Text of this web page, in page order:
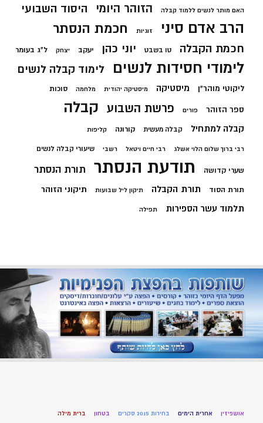
האם מותר לנשים ללמוד קבלה הזוהר היומי היסוד השבועי
הרב אדם סיני זוגיות חכמת הנסתר
חכמת הקבלה טו בשבט יוני כהן יעקב יצחק ל"ג בעומר
לימודי חסידות לנשים לימוד קבלה לנשים
ליקוטי מוהר"ן מיסטיקה מיסטיקה יהודית מלחמה סוכות
ספר הזוהר פורים פרשת השבוע קבלה
קבלה למתחיל קבלה מעשית קורונה קליפות
רבי ברוך שלום הלוי אשלג רבי חיים ויטאל רשבי שיעורי קבלה לנשים
שערי קדושה תודעת הנסתר תורת הנסתר
תורת הסוד תורת הקבלה תיקון ליל שבועות תיקוני הזוהר
תלמוד עשר הספירות תפילה
אושפיזין אחרית הימים בחירות 2015 סקרים בטחון ברית מילה